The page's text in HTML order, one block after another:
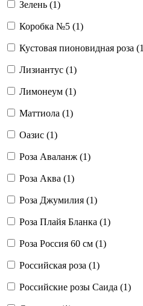
Зелень (1)
Коробка №5 (1)
Кустовая пионовидная роза (1
Лизиантус (1)
Лимонеум (1)
Маттиола (1)
Оазис (1)
Роза Аваланж (1)
Роза Аква (1)
Роза Джумилия (1)
Роза Плайя Бланка (1)
Роза Россия 60 см (1)
Российская роза (1)
Российские розы Саида (1)